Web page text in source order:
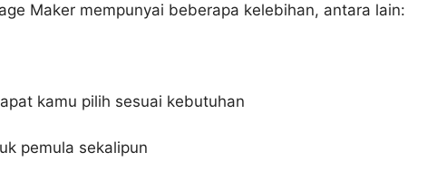
Maker mempunyai beberapa kelebihan, antara lain:
kamu pilih sesuai kebutuhan
pemula sekalipun